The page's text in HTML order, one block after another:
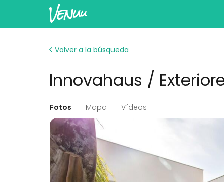
Volver a la búsqueda
Innovahaus /
Fotos Mapa Vídeos